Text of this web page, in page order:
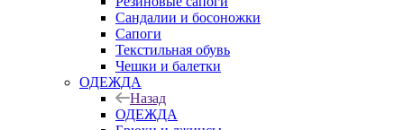
Сандалии и босоножки
Сапоги
Текстильная обувь
Чешки и балетки
ОДЕЖДА
Назад
ОДЕЖДА